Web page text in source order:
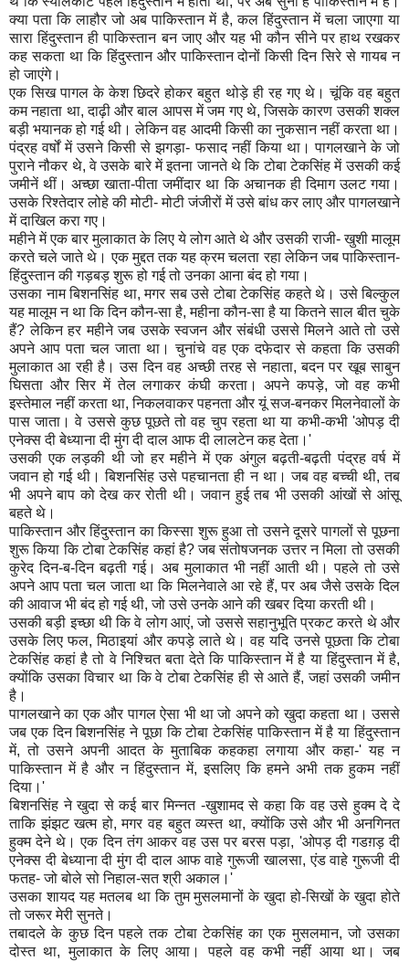
क्या पता कि लाहौर जो अब पाकिस्तान में है, कल हिंदुस्तान में चला जाएगा या
सारा हिंदुस्तान ही पाकिस्तान बन जाए और यह भी कौन सीने पर हाथ रखकर
कह सकता था कि हिंदुस्तान और पाकिस्तान दोनों किसी दिन सिरे से गायब न
हो जाएंगे।
एक सिख पागल के केश छिदरे होकर बहुत थोड़े ही रह गए थे। चूंकि वह बहुत
कम नहाता था, दाढ़ी और बाल आपस में जम गए थे, जिसके कारण उसकी शक्ल
बड़ी भयानक हो गई थी। लेकिन वह आदमी किसी का नुकसान नहीं करता था।
पंद्रह वर्षों में उसने किसी से झगड़ा- फसाद नहीं किया था। पागलखाने के जो
पुराने नौकर थे, वे उसके बारे में इतना जानते थे कि टोबा टेकसिंह में उसकी कई
जमीनें थीं। अच्छा खाता-पीता जमींदार था कि अचानक ही दिमाग उलट गया।
उसके रिश्तेदार लोहे की मोटी- मोटी जंजीरों में उसे बांध कर लाए और पागलखाने
में दाखिल करा गए।
महीने में एक बार मुलाकात के लिए ये लोग आते थे और उसकी राजी- खुशी मालूम
करते चले जाते थे। एक मुद्दत तक यह क्रम चलता रहा लेकिन जब पाकिस्तान-
हिंदुस्तान की गड़बड़ शुरू हो गई तो उनका आना बंद हो गया।
उसका नाम बिशनसिंह था, मगर सब उसे टोबा टेकसिंह कहते थे। उसे बिल्कुल
यह मालूम न था कि दिन कौन-सा है, महीना कौन-सा है या कितने साल बीत चुके
हैं? लेकिन हर महीने जब उसके स्वजन और संबंधी उससे मिलने आते तो उसे
अपने आप पता चल जाता था। चुनांचे वह एक दफेदार से कहता कि उसकी
मुलाकात आ रही है। उस दिन वह अच्छी तरह से नहाता, बदन पर खूब साबुन
घिसता और सिर में तेल लगाकर कंघी करता। अपने कपड़े, जो वह कभी
इस्तेमाल नहीं करता था, निकलवाकर पहनता और यूं सज-बनकर मिलनेवालों के
पास जाता। वे उससे कुछ पूछते तो वह चुप रहता था या कभी-कभी 'ओपड़ दी
एनेक्स दी बेध्याना दी मुंग दी दाल आफ दी लालटेन कह देता।'
उसकी एक लड़की थी जो हर महीने में एक अंगुल बढ़ती-बढ़ती पंद्रह वर्ष में
जवान हो गई थी। बिशनसिंह उसे पहचानता ही न था। जब वह बच्ची थी, तब
भी अपने बाप को देख कर रोती थी। जवान हुई तब भी उसकी आंखों से आंसू
बहते थे।
पाकिस्तान और हिंदुस्तान का किस्सा शुरू हुआ तो उसने दूसरे पागलों से पूछना
शुरू किया कि टोबा टेकसिंह कहां है? जब संतोषजनक उत्तर न मिला तो उसकी
कुरेद दिन-ब-दिन बढ़ती गई। अब मुलाकात भी नहीं आती थी। पहले तो उसे
अपने आप पता चल जाता था कि मिलनेवाले आ रहे हैं, पर अब जैसे उसके दिल
की आवाज भी बंद हो गई थी, जो उसे उनके आने की खबर दिया करती थी।
उसकी बड़ी इच्छा थी कि वे लोग आएं, जो उससे सहानुभूति प्रकट करते थे और
उसके लिए फल, मिठाइयां और कपड़े लाते थे। वह यदि उनसे पूछता कि टोबा
टेकसिंह कहां है तो वे निश्चित बता देते कि पाकिस्तान में है या हिंदुस्तान में है,
क्योंकि उसका विचार था कि वे टोबा टेकसिंह ही से आते हैं, जहां उसकी जमीन
है।
पागलखाने का एक और पागल ऐसा भी था जो अपने को खुदा कहता था। उससे
जब एक दिन बिशनसिंह ने पूछा कि टोबा टेकसिंह पाकिस्तान में है या हिंदुस्तान
में, तो उसने अपनी आदत के मुताबिक कहकहा लगाया और कहा-' यह न
पाकिस्तान में है और न हिंदुस्तान में, इसलिए कि हमने अभी तक हुकम नहीं
दिया।'
बिशनसिंह ने खुदा से कई बार मिन्नत -खुशामद से कहा कि वह उसे हुक्म दे दे
ताकि झंझट खत्म हो, मगर वह बहुत व्यस्त था, क्योंकि उसे और भी अनगिनत
हुक्म देने थे। एक दिन तंग आकर वह उस पर बरस पड़ा, 'ओपड़ दी गडग़ड़ दी
एनेक्स दी बेध्याना दी मुंग दी दाल आफ वाहे गुरूजी खालसा, एंड वाहे गुरूजी दी
फतह- जो बोले सो निहाल-सत श्री अकाल।'
उसका शायद यह मतलब था कि तुम मुसलमानों के खुदा हो-सिखों के खुदा होते
तो जरूर मेरी सुनते।
तबादले के कुछ दिन पहले तक टोबा टेकसिंह का एक मुसलमान, जो उसका
दोस्त था, मुलाकात के लिए आया। पहले वह कभी नहीं आया था। जब